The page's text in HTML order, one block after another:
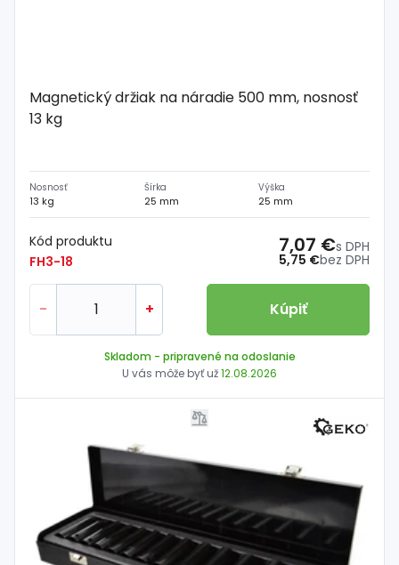
Magnetický držiak na náradie 500 mm, nosnosť
13 kg
Nosnosť
13 kg
Šírka
25 mm
Výška
25 mm
Kód produktu
FH3-18
5,75 €bez DPH
7,07 €s DPH
- + Kúpiť
Skladom - pripravené na odoslanie
U vás môže byť už12.08.2026